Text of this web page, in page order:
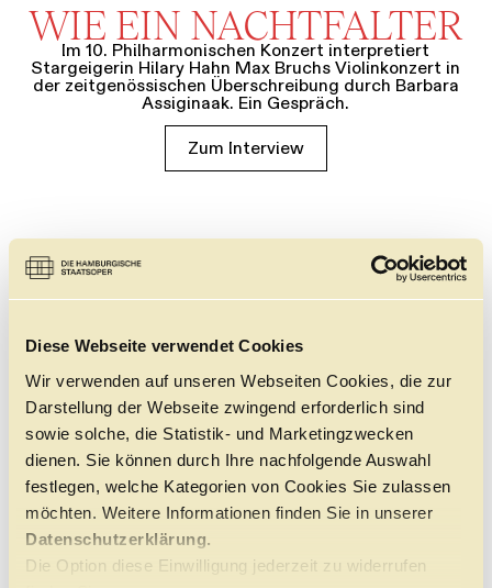
Diese Webseite verwendet Cookies
Wir verwenden auf unseren Webseiten Cookies, die zur
Darstellung der Webseite zwingend erforderlich sind
sowie solche, die Statistik- und Marketingzwecken
dienen. Sie können durch Ihre nachfolgende Auswahl
festlegen, welche Kategorien von Cookies Sie zulassen
möchten. Weitere Informationen finden Sie in unserer
Datenschutzerklärung.
Die Option diese Einwilligung jederzeit zu widerrufen
WIE EIN NACHTFALTER
Im 10. Philharmonischen Konzert interpretiert
Stargeigerin Hilary Hahn Max Bruchs Violinkonzert in
der zeitgenössischen Überschreibung durch Barbara
Assiginaak. Ein Gespräch.
Zum Interview